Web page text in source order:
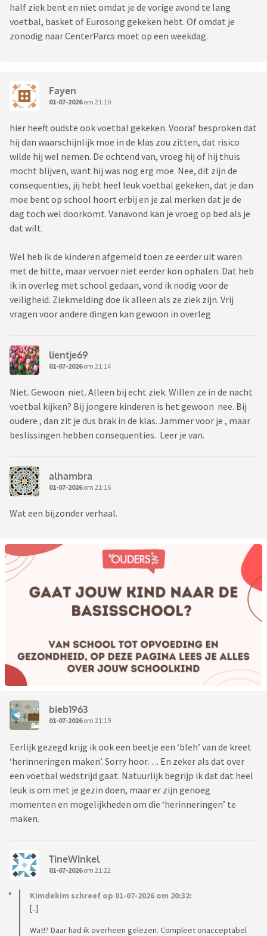
half ziek bent en niet omdat je de vorige avond te lang
voetbal, basket of Eurosong gekeken hebt. Of omdat je
zonodig naar CenterParcs moet op een weekdag.
Fayen
01-07-2026om 21:10
hier heeft oudste ook voetbal gekeken. Vooraf besproken dat
hij dan waarschijnlijk moe in de klas zou zitten, dat risico
wilde hij wel nemen. De ochtend van, vroeg hij of hij thuis
mocht blijven, want hij was nog erg moe. Nee, dit zijn de
consequenties, jij hebt heel leuk voetbal gekeken, dat je dan
moe bent op school hoort erbij en je zal merken dat je de
dag toch wel doorkomt. Vanavond kan je vroeg op bed als je
dat wilt.
Wel heb ik de kinderen afgemeld toen ze eerder uit waren
met de hitte, maar vervoer niet eerder kon ophalen. Dat heb
ik in overleg met school gedaan, vond ik nodig voor de
veiligheid. Ziekmelding doe ik alleen als ze ziek zijn. Vrij
vragen voor andere dingen kan gewoon in overleg
lientje69
01-07-2026om 21:14
Niet. Gewoon niet. Alleen bij echt ziek. Willen ze in de nacht
voetbal kijken? Bij jongere kinderen is het gewoon nee. Bij
oudere , dan zit je dus brak in de klas. Jammer voor je , maar
beslissingen hebben consequenties. Leer je van.
alhambra
01-07-2026om 21:16
Wat een bijzonder verhaal.
bieb1963
01-07-2026om 21:19
Eerlijk gezegd krijg ik ook een beetje een ‘bleh’ van de kreet
‘herinneringen maken’. Sorry hoor…. En zeker als dat over
een voetbal wedstrijd gaat. Natuurlijk begrijp ik dat dat heel
leuk is om met je gezin doen, maar er zijn genoeg
momenten en mogelijkheden om die ‘herinneringen’ te
maken.
TineWinkel
01-07-2026om 21:22
Kimdekim schreef op 01-07-2026 om 20:32:
[..]
Wat!? Daar had ik overheen gelezen. Compleet onacceptabel